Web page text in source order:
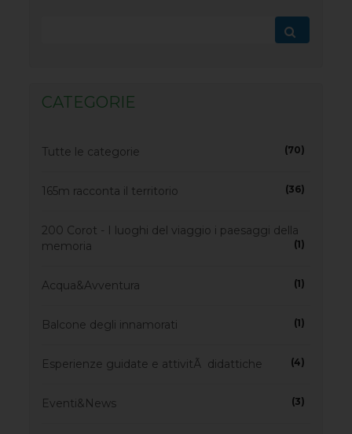
CATEGORIE
Tutte le categorie (70)
165m racconta il territorio (36)
200 Corot - I luoghi del viaggio i paesaggi della
memoria
(1)
Acqua&Avventura (1)
Balcone degli innamorati (1)
Esperienze guidate e attivitÃ didattiche (4)
Eventi&News (3)